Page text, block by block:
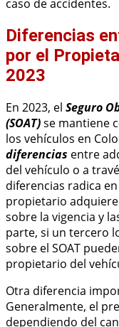
caso de accidentes.
Diferencias
por el
2023
En 2023, el Seguro
(SOAT)se mantiene
los vehículos en
diferencias entre
del vehículo o a
diferencias radica
propietario
sobre la vigencia y
parte, si un tercero
sobre el SOAT
propietario del
Otra diferencia
Generalmente, el
dependiendo del